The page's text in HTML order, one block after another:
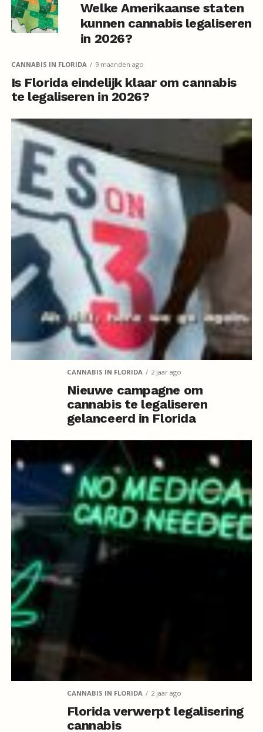
Welke Amerikaanse staten
kunnen cannabis legaliseren
in 2026?
CANNABIS IN FLORIDA 9 maanden ago
Is Florida eindelijk klaar om cannabis
te legaliseren in 2026?
CANNABIS IN FLORIDA 2 jaar ago
Nieuwe campagne om
cannabis te legaliseren
gelanceerd in Florida
CANNABIS IN FLORIDA 2 jaar ago
Florida verwerpt legalisering
cannabis